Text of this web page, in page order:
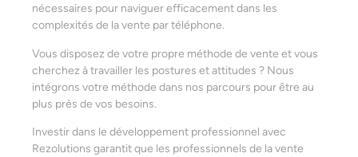
nécessaires pour naviguer efficacement dans les
complexités de la vente par téléphone.
Vous disposez de votre propre méthode de vente et vous
cherchez à travailler les postures et attitudes ? Nous
intégrons votre méthode dans nos parcours pour être au
plus près de vos besoins.
Investir dans le développement professionnel avec
Rezolutions garantit que les professionnels de la vente